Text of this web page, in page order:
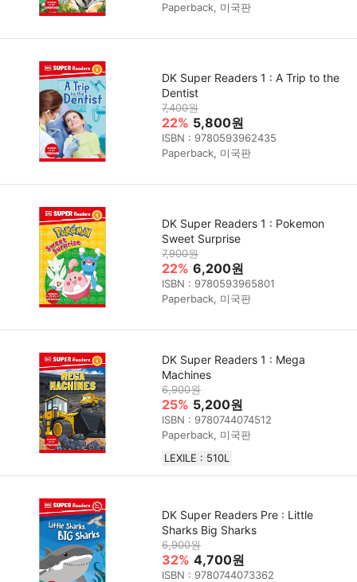
Paperback, 미국판
DK Super Readers 1 : A Trip to the
Dentist
7,400원
22% 5,800원
ISBN : 9780593962435
Paperback, 미국판
DK Super Readers 1 : Pokemon
Sweet Surprise
7,900원
22% 6,200원
ISBN : 9780593965801
Paperback, 미국판
DK Super Readers 1 : Mega
Machines
6,900원
25% 5,200원
ISBN : 9780744074512
Paperback, 미국판
LEXILE : 510L
DK Super Readers Pre : Little
Sharks Big Sharks
6,900원
32% 4,700원
ISBN : 9780744073362